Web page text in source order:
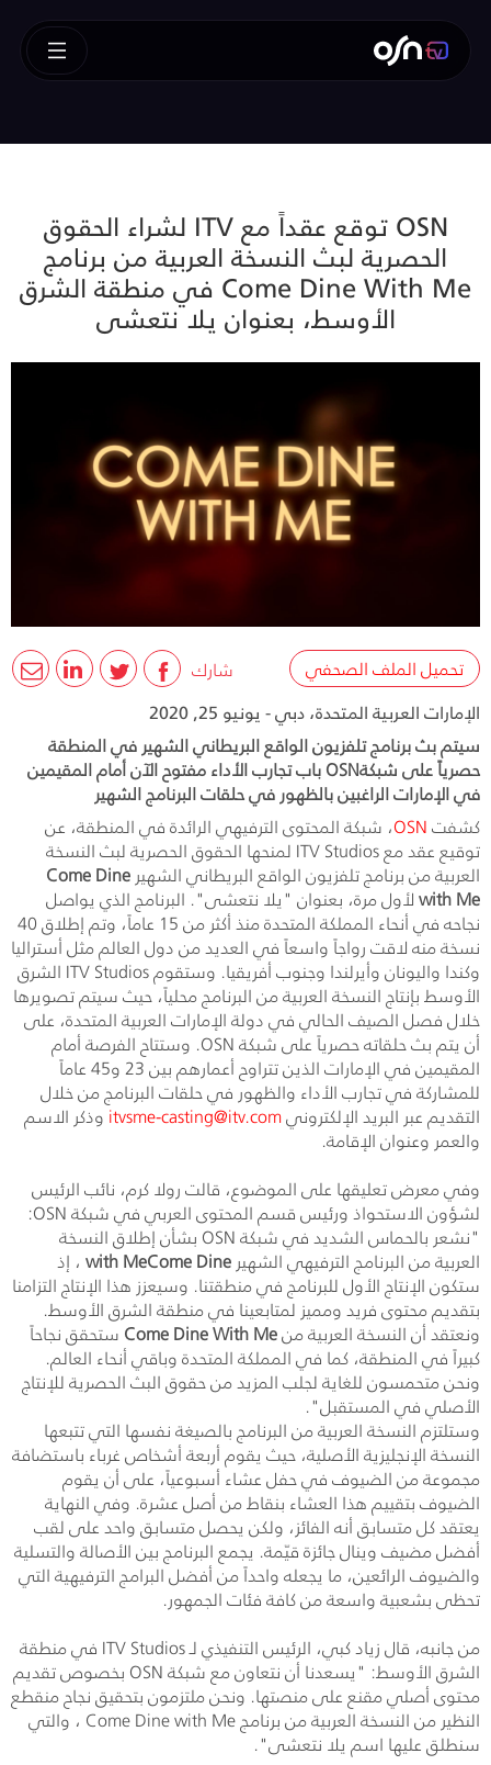
OSN توقع عقداً مع ITV لشراء الحقوق
الحصرية لبث النسخة العربية من برنامج
Come Dine With Me في منطقة الشرق
الأوسط، بعنوان يلا نتعشى
شارك
تحميل الملف الصحفي
الإمارات العربية المتحدة، دبي - يونيو 25, 2020
سيتم بث برنامج تلفزيون الواقع البريطاني الشهير في المنطقة
حصرياً على شبكةOSN باب تجارب الأداء مفتوح الآن أمام المقيمين
في الإمارات الراغبين بالظهور في حلقات البرنامج الشهير
كشفتOSN، شبكة المحتوى الترفيهي الرائدة في المنطقة، عن
توقيع عقد معITV Studiosلمنحها الحقوق الحصرية لبث النسخة
العربية من برنامج تلفزيون الواقع البريطاني الشهيرCome Dine
with Meلأول مرة، بعنوان "يلا نتعشى". البرنامج الذي يواصل
نجاحه في أنحاء المملكة المتحدة منذ أكثر من 15 عاماً، وتم إطلاق 40
نسخة منه لاقت رواجاً واسعاً في العديد من دول العالم مثل أستراليا
وكندا واليونان وأيرلندا وجنوب أفريقيا. وستقومITV Studiosالشرق
الأوسط بإنتاج النسخة العربية من البرنامج محلياً، حيث سيتم تصويرها
خلال فصل الصيف الحالي في دولة الإمارات العربية المتحدة، على
أن يتم بث حلقاته حصرياً على شبكةOSN. وستتاح الفرصة أمام
المقيمين في الإمارات الذين تتراوح أعمارهم بين 23 و45 عاماً
للمشاركة في تجارب الأداء والظهور في حلقات البرنامج من خلال
التقديم عبر البريد الإلكترونيitvsme-casting@itv.comوذكر الاسم
والعمر وعنوان الإقامة.
وفي معرض تعليقها على الموضوع، قالت رولا كرم، نائب الرئيس
لشؤون الاستحواذ ورئيس قسم المحتوى العربي في شبكةOSN
:
"نشعر بالحماس الشديد في شبكةOSNبشأن إطلاق النسخة
العربية من البرنامج الترفيهي الشهيرCome Dine
with Me، إذ
ستكون الإنتاج الأول للبرنامج في منطقتنا. وسيعزز هذا الإنتاج التزامنا
بتقديم محتوى فريد ومميز لمتابعينا في منطقة الشرق الأوسط.
ونعتقد أن النسخة العربية منCome Dine With Meستحقق نجاحاً
كبيراً في المنطقة، كما في المملكة المتحدة وباقي أنحاء العالم.
ونحن متحمسون للغاية لجلب المزيد من حقوق البث الحصرية للإنتاج
الأصلي في المستقبل".
وستلتزم النسخة العربية من البرنامج بالصيغة نفسها التي تتبعها
النسخة الإنجليزية الأصلية، حيث يقوم أربعة أشخاص غرباء باستضافة
مجموعة من الضيوف في حفل عشاء أسبوعياً، على أن يقوم
الضيوف بتقييم هذا العشاء بنقاط من أصل عشرة. وفي النهاية
يعتقد كل متسابق أنه الفائز، ولكن يحصل متسابق واحد على لقب
أفضل مضيف وينال جائزة قيّمة. يجمع البرنامج بين الأصالة والتسلية
والضيوف الرائعين، ما يجعله واحداً من أفضل البرامج الترفيهية التي
تحظى بشعبية واسعة من كافة فئات الجمهور.
من جانبه، قال زياد كبي، الرئيس التنفيذي لـITV Studiosفي منطقة
الشرق الأوسط: "يسعدنا أن نتعاون مع شبكةOSNبخصوص تقديم
محتوى أصلي مقنع على منصتها. ونحن ملتزمون بتحقيق نجاح منقطع
النظير من النسخة العربية من برنامجCome Dine with Me ، والتي
سنطلق عليها اسم يلا نتعشى".